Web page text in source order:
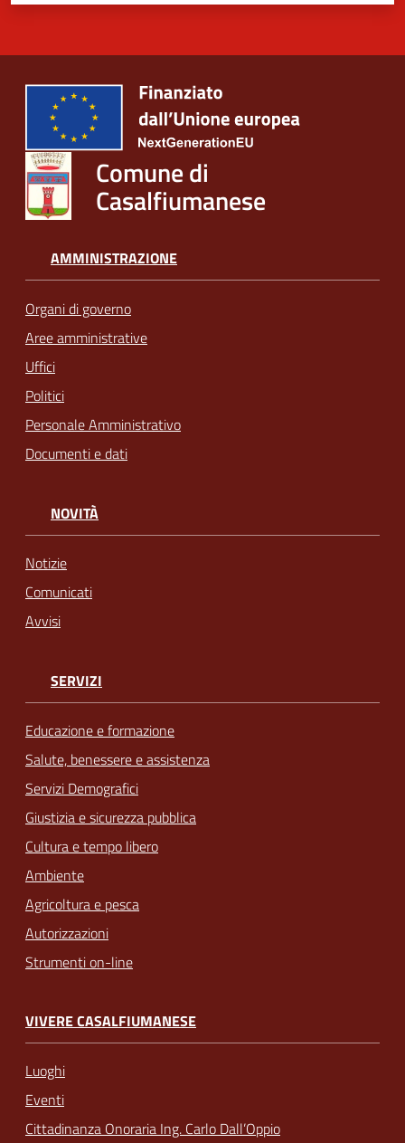
Comune di
Casalfiumanese
AMMINISTRAZIONE
Organi di governo
Aree amministrative
Uffici
Politici
Personale Amministrativo
Documenti e dati
NOVITÀ
Notizie
Comunicati
Avvisi
SERVIZI
Educazione e formazione
Salute, benessere e assistenza
Servizi Demografici
Giustizia e sicurezza pubblica
Cultura e tempo libero
Ambiente
Agricoltura e pesca
Autorizzazioni
Strumenti on-line
VIVERE CASALFIUMANESE
Luoghi
Eventi
Cittadinanza Onoraria Ing. Carlo Dall’Oppio